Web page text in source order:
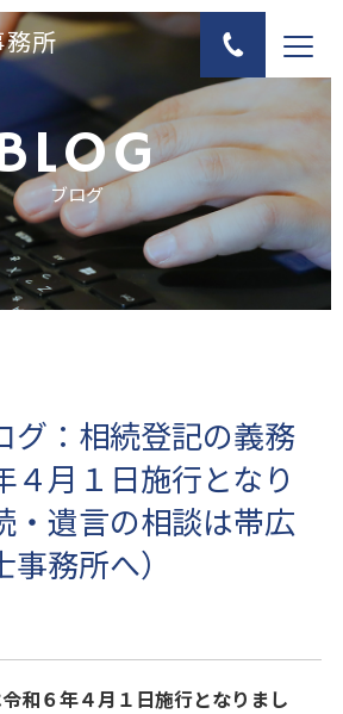
務所
ブログ
グ：相続登記の義務
４月１日施行となり
・遺言の相談は帯広
務所へ）
和６年４月１日施行となりまし